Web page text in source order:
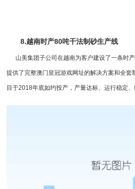
8.越南时产80吨干法制砂生产线
山美集团子公司在越南为客户建设了一条时
提供了完整澳门皇冠游戏网址的解决方案和全套
目于2018年底如约投产，产量达标、运行稳定、